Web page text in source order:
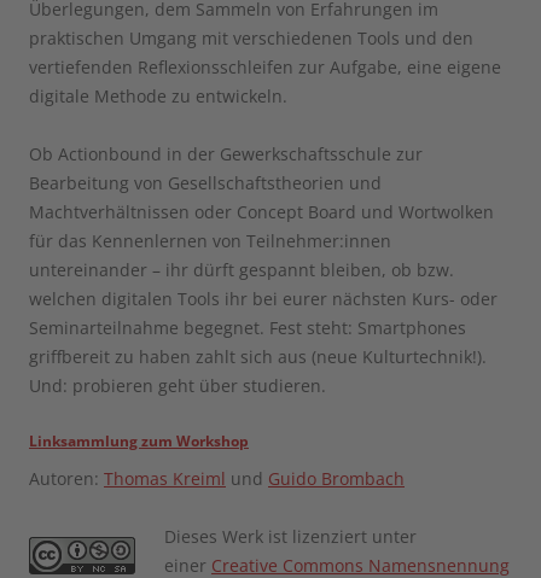
Überlegungen, dem Sammeln von Erfahrungen im
praktischen Umgang mit verschiedenen Tools und den
vertiefenden Reflexionsschleifen zur Aufgabe, eine eigene
digitale Methode zu entwickeln.
Ob Actionbound in der Gewerkschaftsschule zur
Bearbeitung von Gesellschaftstheorien und
Machtverhältnissen oder Concept Board und Wortwolken
für das Kennenlernen von Teilnehmer:innen
untereinander – ihr dürft gespannt bleiben, ob bzw.
welchen digitalen Tools ihr bei eurer nächsten Kurs- oder
Seminarteilnahme begegnet. Fest steht: Smartphones
griffbereit zu haben zahlt sich aus (neue Kulturtechnik!).
Und: probieren geht über studieren.
Linksammlung zum Workshop
Autoren: Thomas Kreiml und Guido Brombach
Dieses Werk ist lizenziert unter
einer Creative Commons Namensnennung